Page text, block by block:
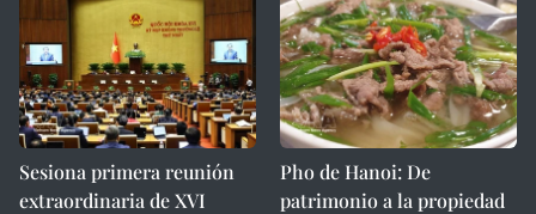
Sesiona primera reunión
extraordinaria de XVI
Pho de Hanoi: De
patrimonio a la propiedad